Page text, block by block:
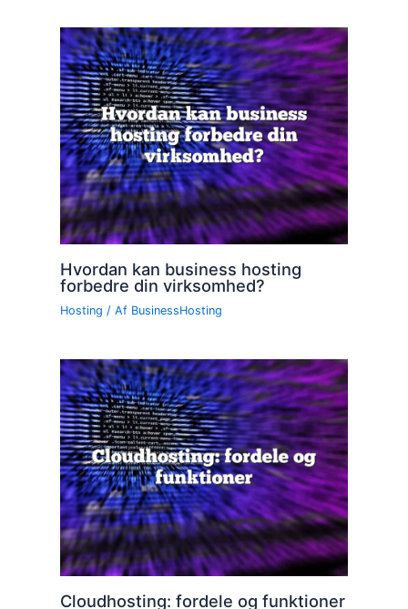
Hvordan kan business hosting
forbedre din virksomhed?
Hosting / Af BusinessHosting
Cloudhosting: fordele og funktioner